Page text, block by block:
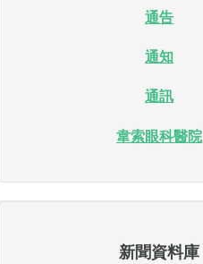
通告
通知
通訊
韋索眼科醫院
新聞資料庫